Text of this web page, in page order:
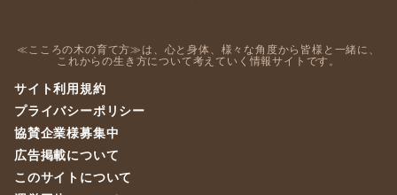
≪こころの木の育て方≫は、心と身体、様々な角度から皆様と一緒に、
これからの生き方について考えていく情報サイトです。
サイト利用規約
プライバシーポリシー
協賛企業様募集中
広告掲載について
このサイトについて